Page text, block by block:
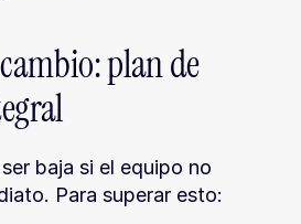
plan de
baja si el equipo no
Para superar esto: